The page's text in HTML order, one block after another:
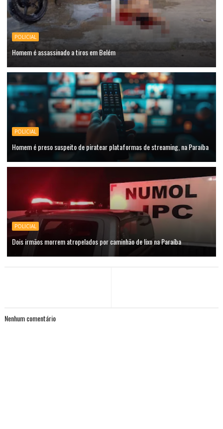
POLICIAL
Homem é assassinado a tiros em Belém
POLICIAL
Homem é preso suspeito de piratear plataformas de streaming, na Paraíba
POLICIAL
Dois irmãos morrem atropelados por caminhão de lixo na Paraíba
Nenhum comentário